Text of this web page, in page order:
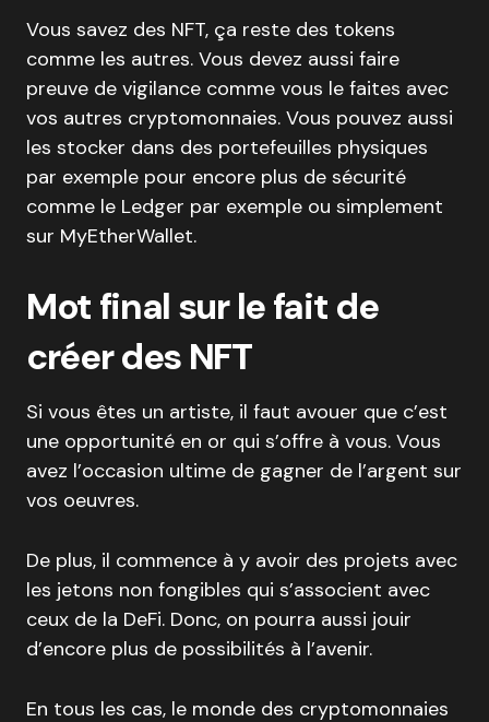
Vous savez des NFT, ça reste des tokens
comme les autres. Vous devez aussi faire
preuve de vigilance comme vous le faites avec
vos autres cryptomonnaies. Vous pouvez aussi
les stocker dans des portefeuilles physiques
par exemple pour encore plus de sécurité
comme le Ledger par exemple ou simplement
sur MyEtherWallet.
Mot final sur le fait de
créer des NFT
Si vous êtes un artiste, il faut avouer que c’est
une opportunité en or qui s’offre à vous. Vous
avez l’occasion ultime de gagner de l’argent sur
vos oeuvres.
De plus, il commence à y avoir des projets avec
les jetons non fongibles qui s’associent avec
ceux de la DeFi. Donc, on pourra aussi jouir
d’encore plus de possibilités à l’avenir.
En tous les cas, le monde des cryptomonnaies